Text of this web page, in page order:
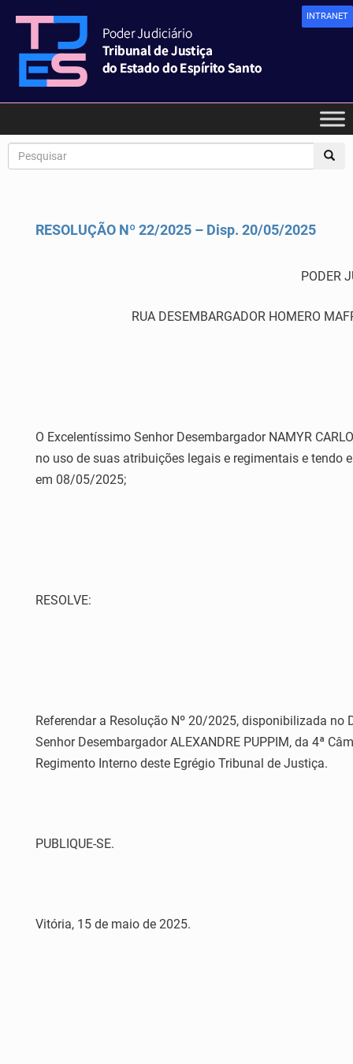
INTRANET
RESOLUÇÃO Nº 22/2025 – Disp. 20/05/2025
PODER
RUA DESEMBARGADOR HOMERO
O Excelentíssimo Senhor Desembargador NAMYR
no uso de suas atribuições legais e regimentais e
em 08/05/2025;
RESOLVE:
Referendar a Resolução Nº 20/2025, disponibilizada no
Senhor Desembargador ALEXANDRE PUPPIM, da 4ª
Regimento Interno deste Egrégio Tribunal de Justiça.
PUBLIQUE-SE.
Vitória, 15 de maio de 2025.